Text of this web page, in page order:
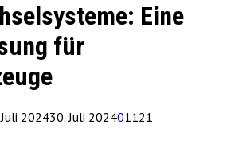
Eine
für
202430. Juli 202401121